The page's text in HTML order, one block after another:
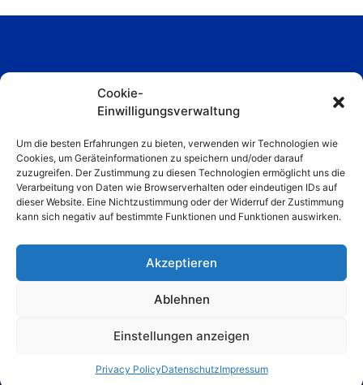
Cookie-
Einwilligungsverwaltung
Um die besten Erfahrungen zu bieten, verwenden wir Technologien wie
Cookies, um Geräteinformationen zu speichern und/oder darauf
zuzugreifen. Der Zustimmung zu diesen Technologien ermöglicht uns die
Verarbeitung von Daten wie Browserverhalten oder eindeutigen IDs auf
dieser Website. Eine Nichtzustimmung oder der Widerruf der Zustimmung
kann sich negativ auf bestimmte Funktionen und Funktionen auswirken.
Akzeptieren
Ablehnen
Einstellungen anzeigen
Privacy PolicyDatenschutzImpressum
Papinstraße 22a, 81249 München
+49 178 4404766
spfrbih@gmail.com
vorbehalten.
Datenschutz Impressum